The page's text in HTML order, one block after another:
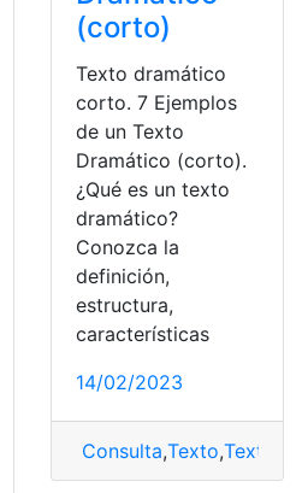
(corto)
Texto dramático
corto. 7 Ejemplos
de un Texto
Dramático (corto).
¿Qué es un texto
dramático?
Conozca la
definición,
estructura,
características
14/02/2023
Consulta,Texto,Texto